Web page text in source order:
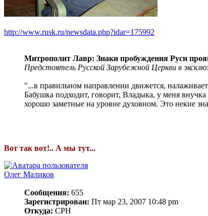
http://www.rusk.ru/newsdata.php?idar=175992
Митрополит Лавр: Знаки пробуждения Руси
Предстоятель Русской Зарубежной Церкви в
"...в правильном направлении движется,
Бабушка подходит, говорит, Владыка, у меня
хорошо заметные на уровне духовном. Это некие
Вот так вот!.. А мы тут...
Олег Маликов
Сообщения: 655
Зарегистрирован: Пт мар 23, 2007 10:48 pm
Откуда: СРН